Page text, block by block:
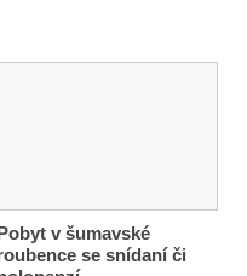
v šumavské
se snídaní či